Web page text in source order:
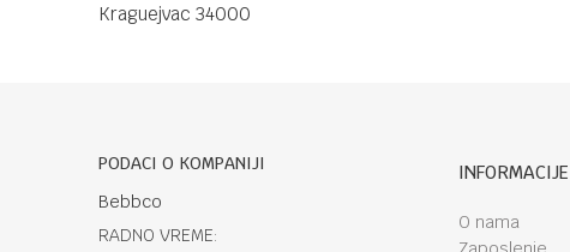
Kraguejvac 34000
PODACI O KOMPANIJI
Bebbco
RADNO VREME:
INFORMACIJE
O nama